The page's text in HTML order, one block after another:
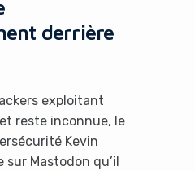
derrière
exploitant
reste inconnue, le
Kevin
Mastodon qu’il